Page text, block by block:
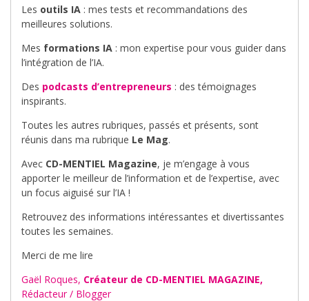
Les outils IA : mes tests et recommandations des
meilleures solutions.
Mes formations IA : mon expertise pour vous guider dans
l’intégration de l’IA.
Des podcasts d’entrepreneurs : des témoignages
inspirants.
Toutes les autres rubriques, passés et présents, sont
réunis dans ma rubrique Le Mag.
Avec CD-MENTIEL Magazine, je m’engage à vous
apporter le meilleur de l’information et de l’expertise, avec
un focus aiguisé sur l’IA !
Retrouvez des informations intéressantes et divertissantes
toutes les semaines.
Merci de me lire
Gaël Roques, Créateur de CD-MENTIEL MAGAZINE,
Rédacteur / Blogger